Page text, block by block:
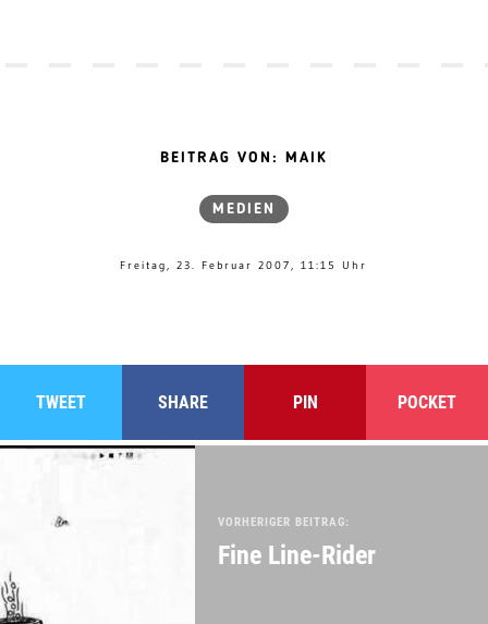
BEITRAG VON: MAIK
MEDIEN
Freitag, 23. Februar 2007, 11:15 Uhr
TWEET SHARE PIN POCKET
VORHERIGER BEITRAG:
Fine Line-Rider